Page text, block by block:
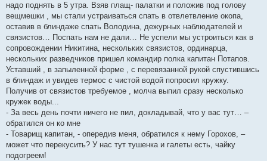
надо поднять в 5 утра. Взяв плащ- палатки и положив под голову
вещмешки , мы стали устраиваться спать в отвлетвление окопа,
оставив в блиндаже спать Володина, дежурных наблюдателей и
связистов… Поспать нам не дали… Не успели мы устроиться как в
сопровождении Никитина, нескольких связистов, ординарца,
нескольких разведчиков пришел командир полка капитан Потапов.
Уставший , в запыленной форме , с перевязанной рукой спустившись
в блиндаж и увидев термос с чистой водой попросил кружку.
Получив от связистов требуемое , молча выпил сразу несколько
кружек воды...
- За весь день почти ничего не пил, докладывай, что у вас тут… –
обратился он ко мне
- Товарищ капитан, - опередив меня, обратился к нему Горохов, –
может что перекусить? У нас тут тушенка и галеты есть, чайку
подогреем!